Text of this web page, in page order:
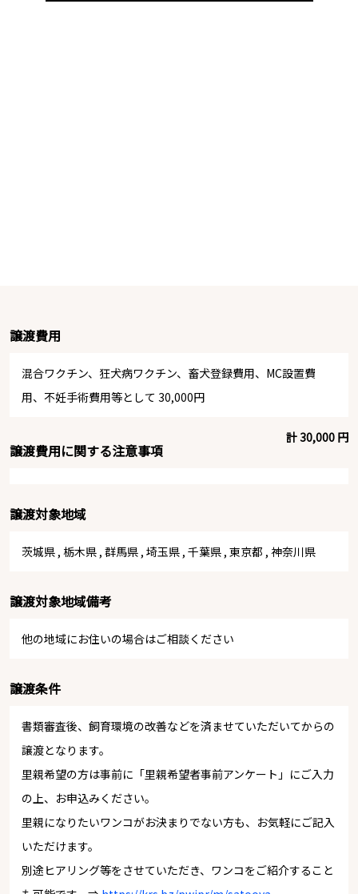
譲渡費用
混合ワクチン、狂犬病ワクチン、畜犬登録費用、MC設置費
用、不妊手術費用等として 30,000円
計 30,000 円
譲渡費用に関する注意事項
譲渡対象地域
茨城県 , 栃木県 , 群馬県 , 埼玉県 , 千葉県 , 東京都 , 神奈川県
譲渡対象地域備考
他の地域にお住いの場合はご相談ください
譲渡条件
書類審査後、飼育環境の改善などを済ませていただいてからの
譲渡となります。
里親希望の方は事前に「里親希望者事前アンケート」にご入力
の上、お申込みください。
里親になりたいワンコがお決まりでない方も、お気軽にご記入
いただけます。
別途ヒアリング等をさせていただき、ワンコをご紹介すること